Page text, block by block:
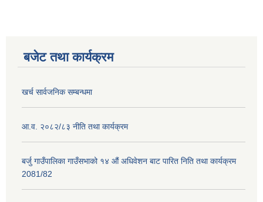
बजेट तथा कार्यक्रम
खर्च सार्वजनिक सम्बन्धमा
आ.व. २०८२/८३ नीति तथा कार्यक्रम
बर्जु गाउँपालिका गाउँसभाको १४ औं अधिवेशन बाट पारित निति तथा कार्यक्रम
2081/82